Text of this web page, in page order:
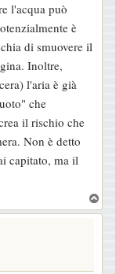
l'acqua può
è
di smuovere il
Inoltre,
l'aria è già
che
il rischio che
Non è detto
capitato, ma il
o